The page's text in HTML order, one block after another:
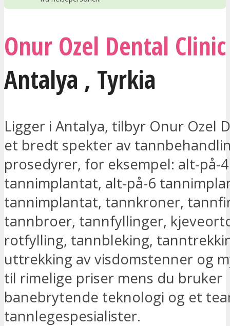
Onur Ozel Dental Clinic
Antalya , Tyrkia
Ligger i Antalya, tilbyr Onur Ozel
et bredt spekter av
prosedyrer, for eksempel: alt-på-4
tannimplantat, alt-på-6
tannimplantat, tannkroner,
tannbroer, tannfyllinger,
rotfylling, tannbleking,
uttrekking av visdomstenner og
til rimelige priser mens du bruker
banebrytende teknologi og et
tannlegespesialister.